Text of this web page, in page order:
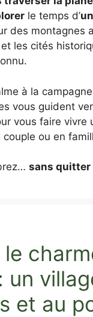
le temps d’
des montagnes
les cités
à la
vous guident
vous faire
ou en
sans quitter
un
et au